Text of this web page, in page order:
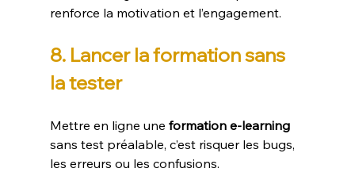
renforce la motivation et l’engagement.
8. Lancer la formation sans
la tester
Mettre en ligne une formation e-learning
sans test préalable, c’est risquer les bugs,
les erreurs ou les confusions.